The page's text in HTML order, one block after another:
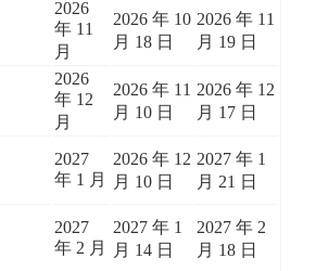
2026
年 11
月
2026 年 10
月 18 日
2026 年 11
月 19 日
2026
年 12
月
2026 年 11
月 10 日
2026 年 12
月 17 日
2027
年 1 月
2026 年 12
月 10 日
2027 年 1
月 21 日
2027
年 2 月
2027 年 1
月 14 日
2027 年 2
月 18 日